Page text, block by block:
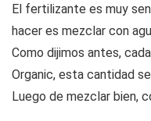
El fertilizante es muy
hacer es mezclar con
Como dijimos antes,
Organic, esta cantidad
Luego de mezclar bien,